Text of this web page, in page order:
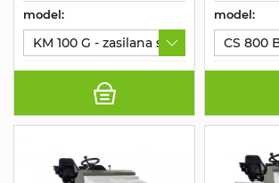
model:
KM 100 G - zasilana spalinowo,
model:
CS 800